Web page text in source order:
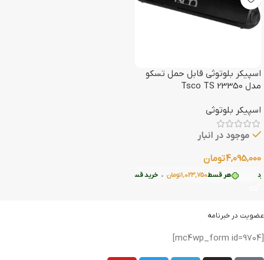
هر قسط1,023,750تومان • خرید قسطی با ترب‌پی بدون کارمزد
اسپیکر بلوتوثی قابل حمل تسکو
مدل Tsco TS 23350
اسپیکر بلوتوثی
موجود در انبار
4,095,000تومان
افزودن به سبد خرید
عضویت در خبرنامه
[mc4wp_form id=9704]